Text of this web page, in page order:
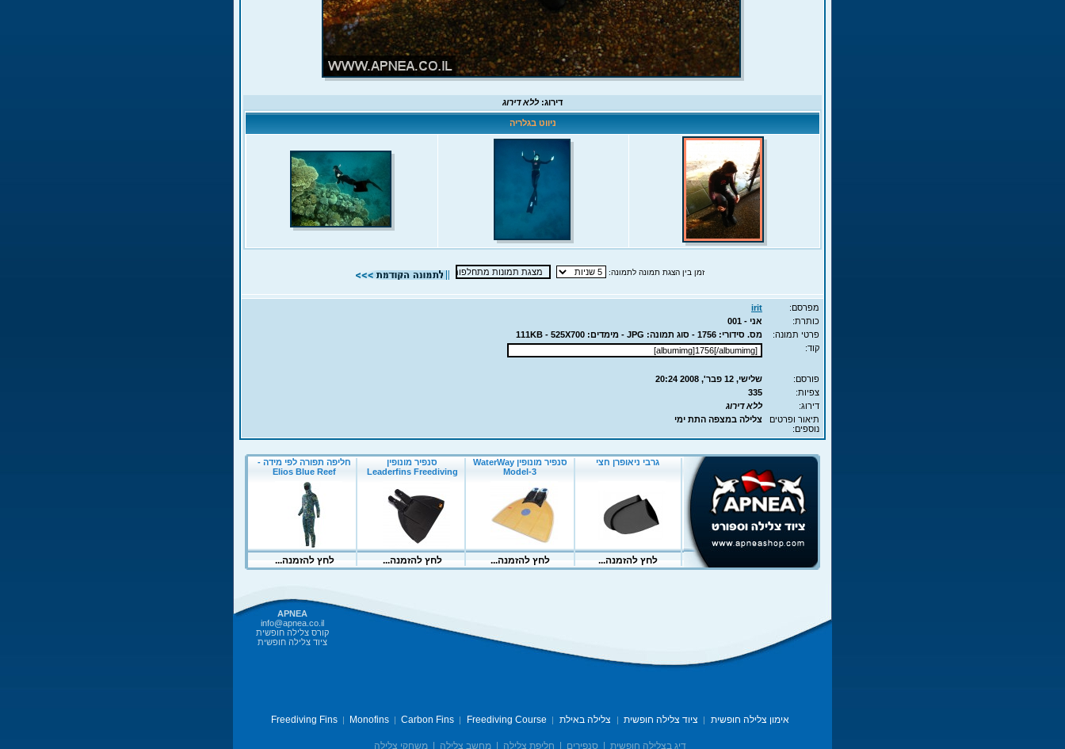
דירוג:ללא דירוג
ניווט בגלריה
זמן בין הצגת תמונה לתמונה:
מפרסם:
irit
כותרת:
אני - 001
פרטי תמונה:
מס. סידורי: 1756 - סוג תמונה: JPG - מימדים: 111KB - 525X700
קוד:
פורסם:
שלישי, 12 פבר', 2008 20:24
צפיות:
335
דירוג:
ללא דירוג
תיאור ופרטים
נוספים:
צלילה במצפה התת ימי
APNEA
info@apnea.co.il
קורס צלילה חופשית
ציוד צלילה חופשית
אימון צלילה חופשית | ציוד צלילה חופשית | צלילה באילת |
Freediving Fins| Monofins| Carbon Fins| Freediving Course
דיג בצלילה חופשית סנפירים חליפת צלילה מחשב צלילה משחקי צלילה